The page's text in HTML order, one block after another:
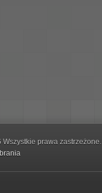
Wszystkie prawa zastrzeżone.